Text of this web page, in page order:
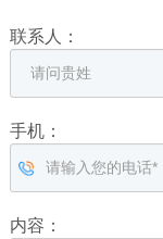
联系人：
手机：
内容：